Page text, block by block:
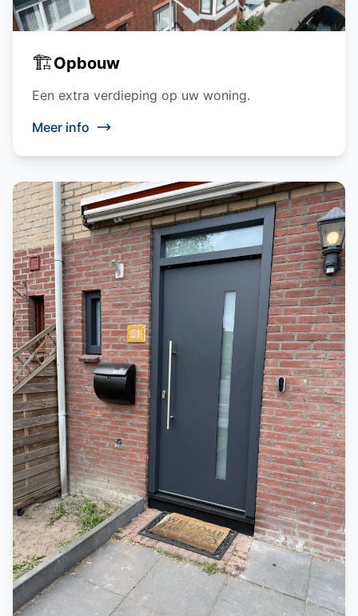
🏗️Opbouw
Een extra verdieping op uw woning.
Meer info